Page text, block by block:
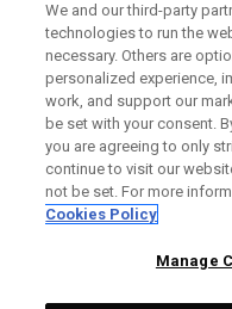
A
We and our third-party
technologies to run the
necessary. Others are
personalized experience,
work, and support our
be set with your consent.
you are agreeing to only
continue to visit our
not be set. For more
Cookies Policy
Manage